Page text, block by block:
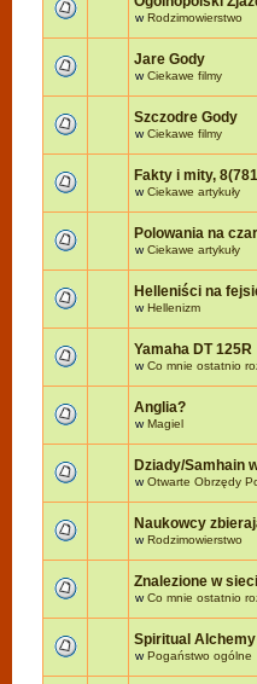
wRodzimowierstwo
Jare Gody
wCiekawe filmy
Szczodre Gody
wCiekawe filmy
Fakty i mity,
wCiekawe artykuły
Polowania na
wCiekawe artykuły
Helleniści na
wHellenizm
Yamaha DT 125R
wCo mnie ostatnio
Anglia?
wMagiel
Dziady/Samhain
wOtwarte Obrzędy
Naukowcy
wRodzimowierstwo
Znalezione w
wCo mnie ostatnio
Spiritual
wPogaństwo ogólne